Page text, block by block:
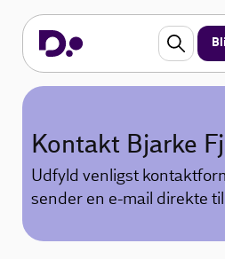
Kontakt Bjarke
Udfyld venligst
sender en e-mail direkte